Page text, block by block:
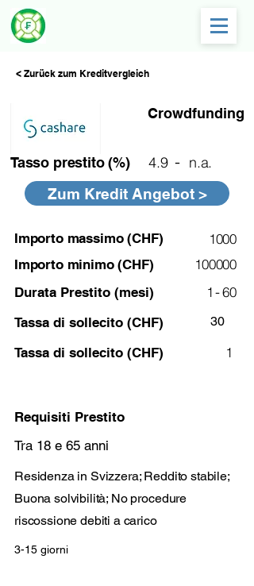
< Zurück zum Kreditvergleich
Crowdfunding
Tasso prestito (%) 4.9 - n.a.
Zum Kredit Angebot >
1000
Importo massimo (CHF)
Importo minimo (CHF)
100000
Durata Prestito (mesi) 1-60
Tassa di sollecito (CHF) 30
Tassa di sollecito (CHF) 1
Requisiti Prestito
Tra 18 e 65 anni
Residenza in Svizzera; Reddito stabile;
Buona solvibilità; No procedure
riscossione debiti a carico
3-15 giorni